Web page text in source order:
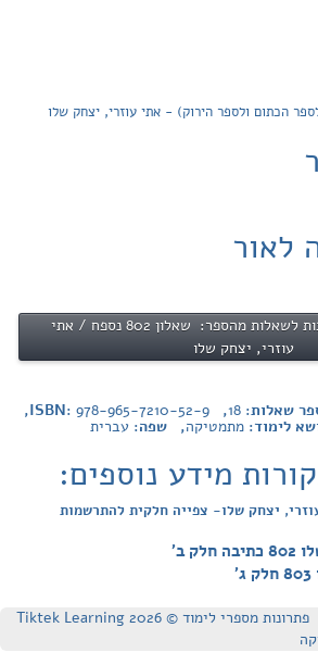
לאור
חפש פתרונות ותשובות לשאלות מהספר: שאלון 802 נספח / אתי
עוזרי, יצחק שלו
שאלות: 18
, ISBN:
978-965-7210-52-9
,
לימוד: מתמטיקה, שפה: עברית
מידע נוספים:
ב'
פתרונות מספרי לימוד © Tiktek Learning 2026